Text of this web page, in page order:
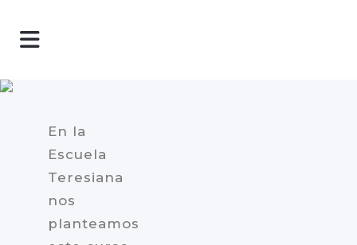
En la
Escuela
Teresiana
nos
planteamos